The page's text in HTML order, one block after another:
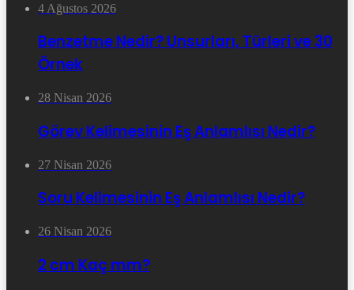
4 Ağustos 2026
Benzetme Nedir? Unsurları, Türleri ve 30
Örnek
28 Nisan 2026
Görev Kelimesinin Eş Anlamlısı Nedir?
27 Nisan 2026
Soru Kelimesinin Eş Anlamlısı Nedir?
26 Nisan 2026
2 cm Kaç mm?